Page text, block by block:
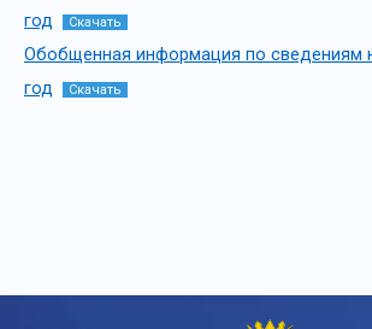
год
Скачать
Обобщенная информация по сведениям
год
Скачать